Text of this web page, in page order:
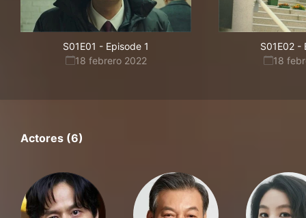
S01E01 - Episode 1
18 febrero 2022
S01E02 -
18
Actores (6)